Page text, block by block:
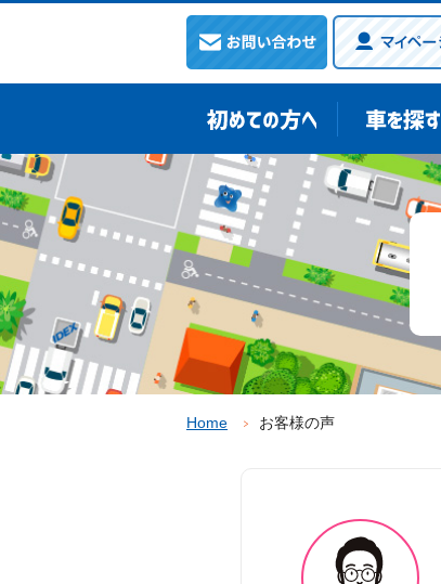
Home お客様の声